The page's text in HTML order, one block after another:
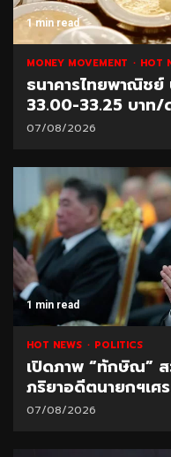
1 min read
MONEY MOVEMENT HOT
ธนาคารไทยพาณิชย์
33.00-33.25 บาท/
07/08/2026
1 min read
HOT NEWS POLITICS
เปิดภาพ “ทักษิณ”
ภริยาอดีตนายกฯเศ
07/08/2026